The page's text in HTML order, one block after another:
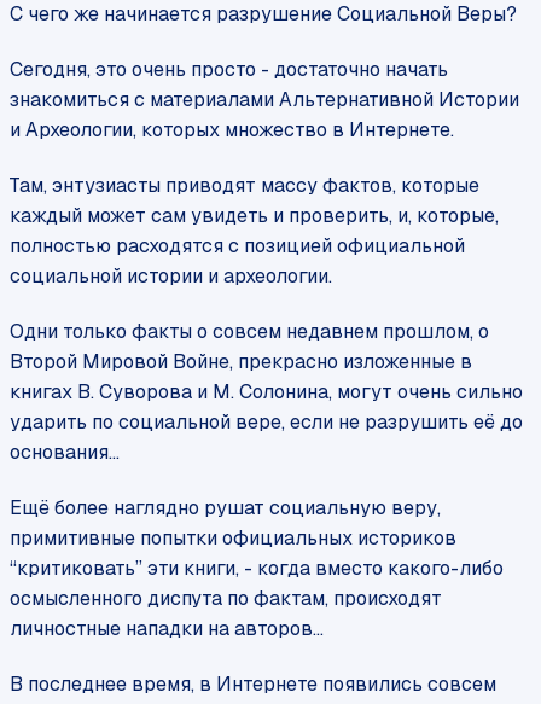
С чего же начинается разрушение Социальной Веры?
Сегодня, это очень просто - достаточно начать
знакомиться с материалами Альтернативной Истории
и Археологии, которых множество в Интернете.
Там, энтузиасты приводят массу фактов, которые
каждый может сам увидеть и проверить, и, которые,
полностью расходятся с позицией официальной
социальной истории и археологии.
Одни только факты о совсем недавнем прошлом, о
Второй Мировой Войне, прекрасно изложенные в
книгах В. Суворова и М. Солонина, могут очень сильно
ударить по социальной вере, если не разрушить её до
основания...
Ещё более наглядно рушат социальную веру,
примитивные попытки официальных историков
“критиковать” эти книги, - когда вместо какого-либо
осмысленного диспута по фактам, происходят
личностные нападки на авторов...
В последнее время, в Интернете появились совсем